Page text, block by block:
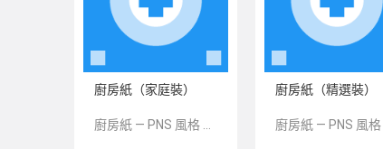
廚房紙（家庭裝） 廚房紙（精選裝）